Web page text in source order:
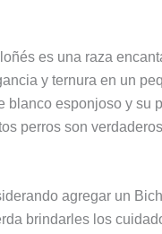
es una raza
y ternura en un
blanco esponjoso y su
perros son
agregar un
brindarles los